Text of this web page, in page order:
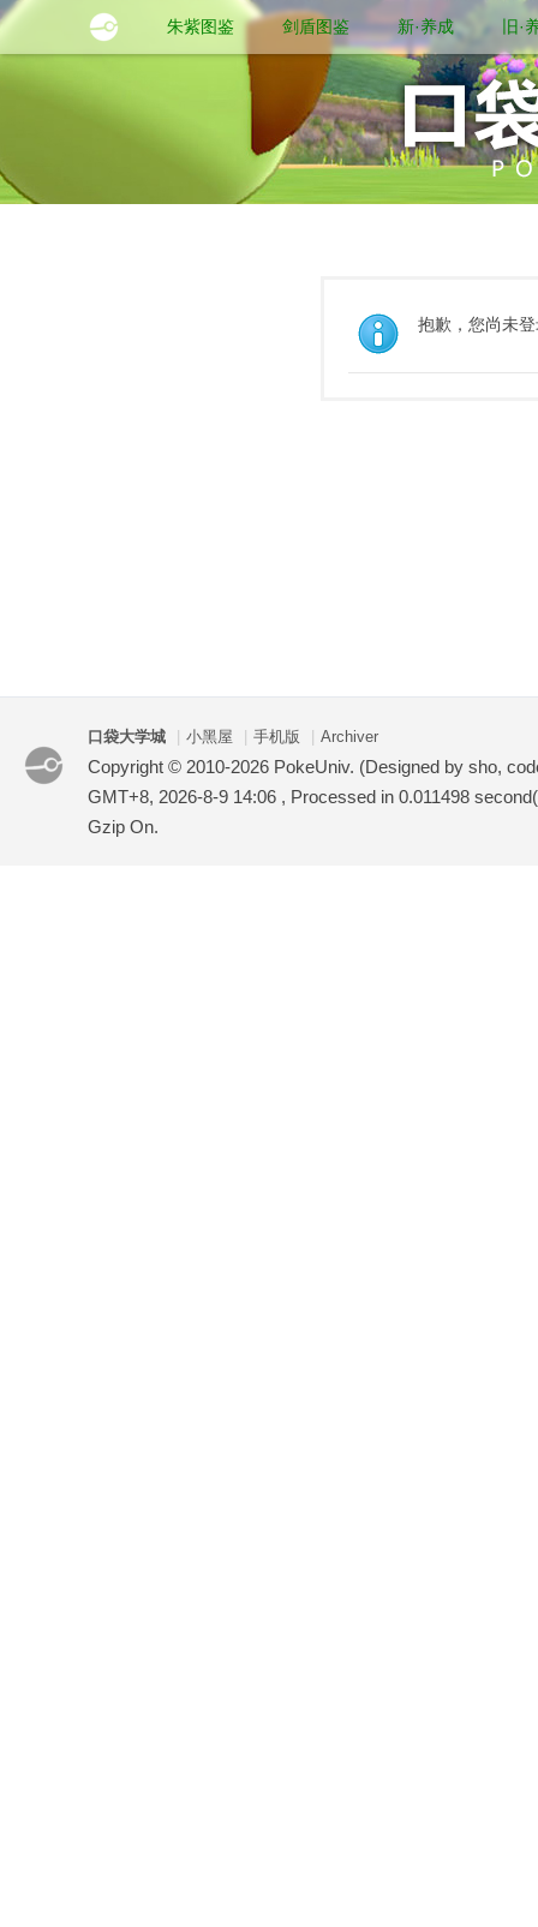
朱紫图鉴 剑盾图鉴 新·养成 旧·
抱歉，您尚未
口袋大学城 小黑屋 手机版 Archiver
Copyright © 2010-2026 PokeUniv. (Designed by sho,
GMT+8, 2026-8-9 14:06 , Processed in 0.011498
Gzip On.